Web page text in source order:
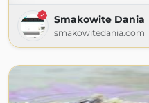
Smakowite Dania
smakowitedania.com